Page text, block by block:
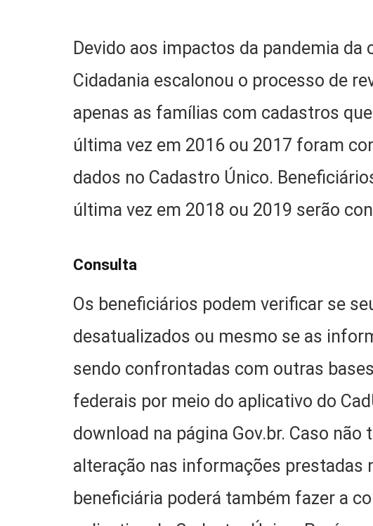
Devido aos impactos da pandemia da
Cidadania escalonou o processo de
apenas as famílias com cadastros
última vez em 2016 ou 2017 foram
dados no Cadastro Único.
última vez em 2018 ou 2019 serão
Consulta
Os beneficiários podem verificar se
desatualizados ou mesmo se as
sendo confrontadas com outras
federais por meio do aplicativo do
download na página Gov.br. Caso
alteração nas informações prestadas
beneficiária poderá também fazer a